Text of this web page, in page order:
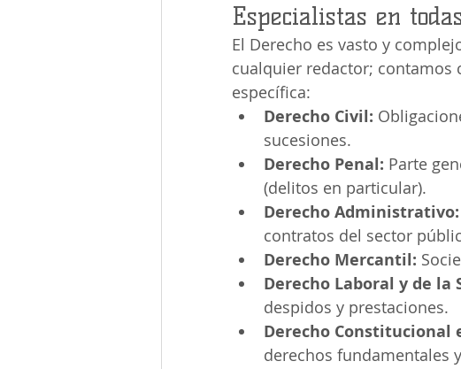
Especialistas en
El Derecho es vasto y
cualquier redactor; contamos
específica:
Derecho Civil:
sucesiones.
Derecho Penal: Parte
(delitos en particular).
Derecho Administrativo:
contratos del sector
Derecho Mercantil:
Derecho Laboral y de la
despidos y prestaciones.
Derecho Constitucional
derechos fundamentales